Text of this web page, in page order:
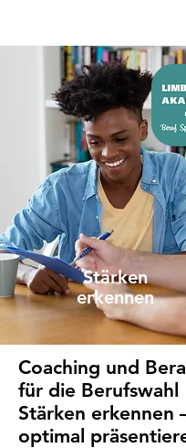
Stärken
erkennen
Coaching und
für die Berufswahl
Stärken erkennen
optimal